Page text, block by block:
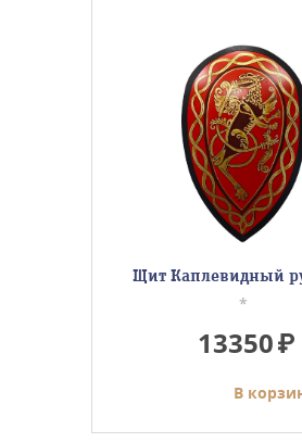
Щит Каплевидный
*
13350
В